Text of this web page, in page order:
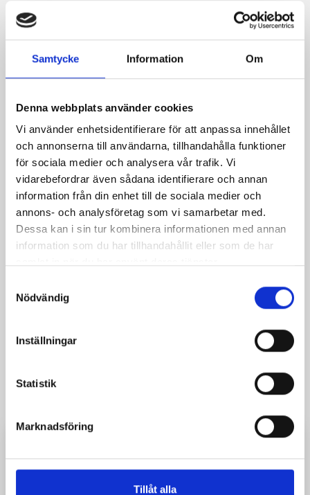
Samtycke Information Om
Denna webbplats använder cookies
Vi använder enhetsidentifierare för att anpassa innehållet
och annonserna till användarna, tillhandahålla funktioner
för sociala medier och analysera vår trafik. Vi
vidarebefordrar även sådana identifierare och annan
information från din enhet till de sociala medier och
annons- och analysföretag som vi samarbetar med.
Dessa kan i sin tur kombinera informationen med annan
information som du har tillhandahållit eller som de har
Nödvändig
Inställningar
Statistik
Marknadsföring
Tillåt alla
Service
Zone code: 5531
Payment system
Parkster
Payment information:
Select the payment option you prefer to learn more
Enterzone code 5531
in the app and start your parking session,
the correct zone code and that Parkman is listed as the parking